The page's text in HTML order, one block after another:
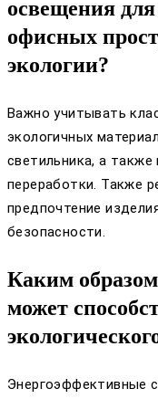
освещения
офисных
экологии?
Важно учитывать
экологичных
светильника, а
переработки. Также
предпочтение
безопасности.
Каким
может
Энергоэффективные